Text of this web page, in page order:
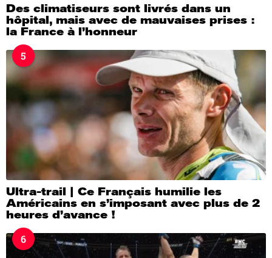
Des climatiseurs sont livrés dans un
hôpital, mais avec de mauvaises prises :
la France à l’honneur
5
Ultra-trail | Ce Français humilie les
Américains en s’imposant avec plus de 2
heures d’avance !
6